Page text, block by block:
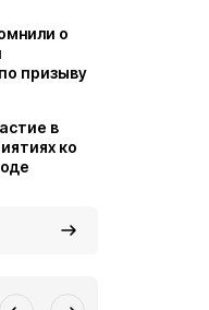
о
призыву
в
ко